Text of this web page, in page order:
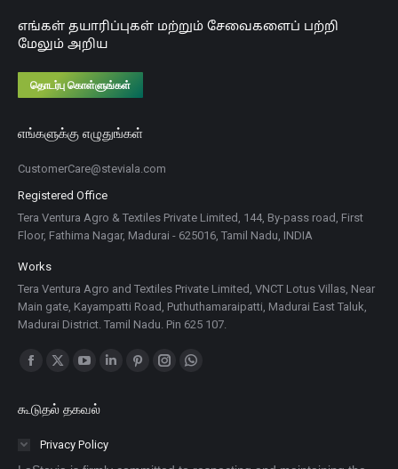
எங்கள் தயாரிப்புகள் மற்றும் சேவைகளைப் பற்றி
மேலும் அறிய
தொடர்பு கொள்ளுங்கள்
எங்களுக்கு எழுதுங்கள்
CustomerCare@steviala.com
Registered Office
Tera Ventura Agro & Textiles Private Limited, 144, By-pass road, First
Floor, Fathima Nagar, Madurai - 625016, Tamil Nadu, INDIA
Works
Tera Ventura Agro and Textiles Private Limited, VNCT Lotus Villas, Near
Main gate, Kayampatti Road, Puthuthamaraipatti, Madurai East Taluk,
Madurai District. Tamil Nadu. Pin 625 107.
Find us on:
புதிய
சாளரத்தில்
திறக்கும்
புதிய
சாளரத்தில்
திறக்கும்
புதிய
சாளரத்தில்
திறக்கும்
LinkedinPinterest
திறக்கும்
Instagram
திறக்கும்
Whatsapp
கூடுதல் தகவல்
Privacy Policy